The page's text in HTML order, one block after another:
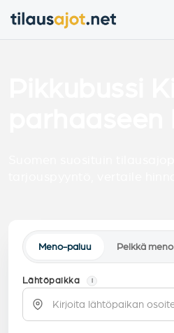
Meno-paluu Pelkkä meno
Lähtöpaikka i